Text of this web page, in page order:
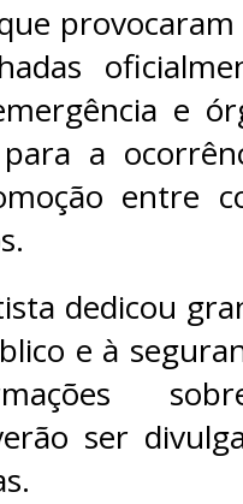
e
a
entre
dedicou
e à
ser